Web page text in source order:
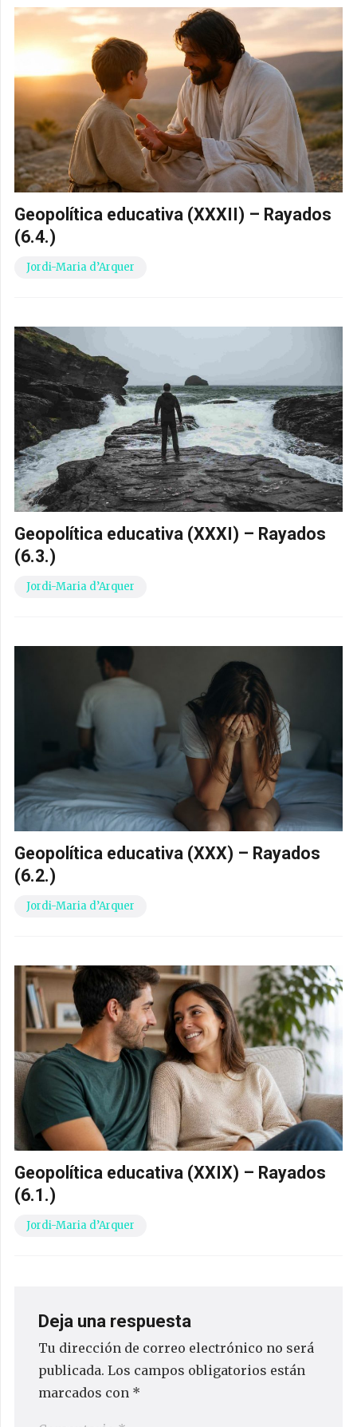
Geopolítica educativa (XXXII) – Rayados
(6.4.)
Jordi-Maria d’Arquer
Geopolítica educativa (XXXI) – Rayados
(6.3.)
Jordi-Maria d’Arquer
Geopolítica educativa (XXX) – Rayados
(6.2.)
Jordi-Maria d’Arquer
Geopolítica educativa (XXIX) – Rayados
(6.1.)
Jordi-Maria d’Arquer
Deja una respuesta
Tu dirección de correo electrónico no será
publicada. Los campos obligatorios están
marcados con *